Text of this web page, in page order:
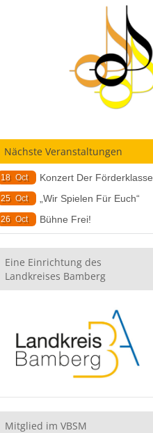
Nächste Veranstaltungen
18 Oct Konzert Der Förderklasse
25 Oct „Wir Spielen Für Euch“
26 Oct Bühne Frei!
Eine Einrichtung des
Landkreises Bamberg
Mitglied im VBSM